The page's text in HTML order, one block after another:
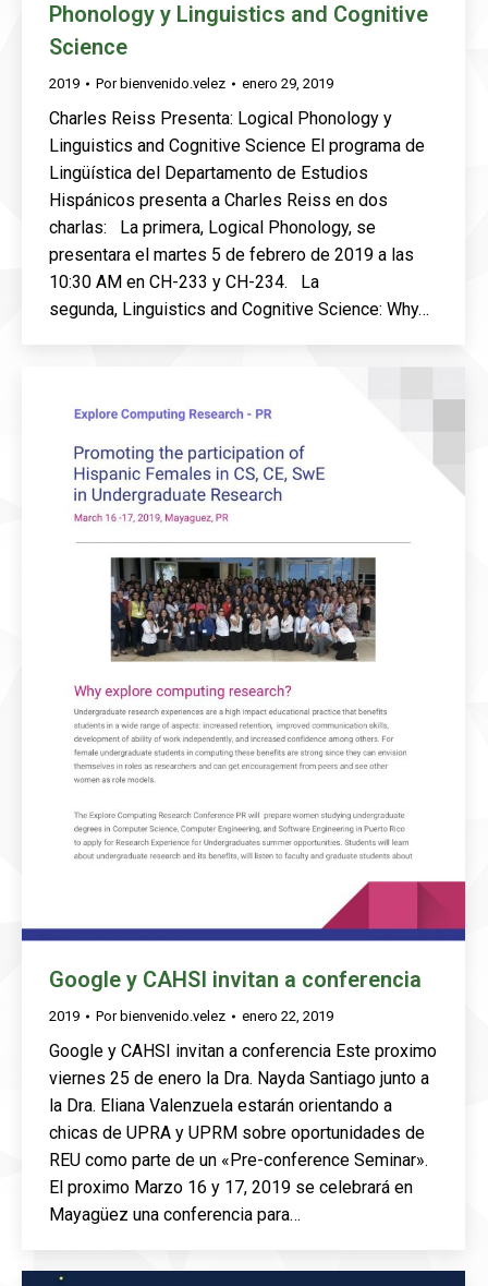
Phonology y Linguistics and Cognitive
Science
2019 Por bienvenido.velez enero 29, 2019
Charles Reiss Presenta: Logical Phonology y
Linguistics and Cognitive Science El programa de
Lingüística del Departamento de Estudios
Hispánicos presenta a Charles Reiss en dos
charlas: La primera, Logical Phonology, se
presentara el martes 5 de febrero de 2019 a las
10:30 AM en CH-233 y CH-234. La
segunda, Linguistics and Cognitive Science: Why…
Google y CAHSI invitan a conferencia
2019 Porbienvenido.velez enero 22, 2019
Google y CAHSI invitan a conferencia Este proximo
viernes 25 de enero la Dra. Nayda Santiago junto a
la Dra. Eliana Valenzuela estarán orientando a
chicas de UPRA y UPRM sobre oportunidades de
REU como parte de un «Pre-conference Seminar».
El proximo Marzo 16 y 17, 2019 se celebrará en
Mayagüez una conferencia para…